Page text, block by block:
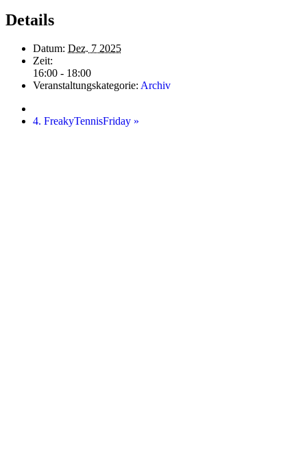
Details
Datum: Dez. 7 2025
Zeit:
16:00 - 18:00
Veranstaltungskategorie: Archiv
4. FreakyTennisFriday »